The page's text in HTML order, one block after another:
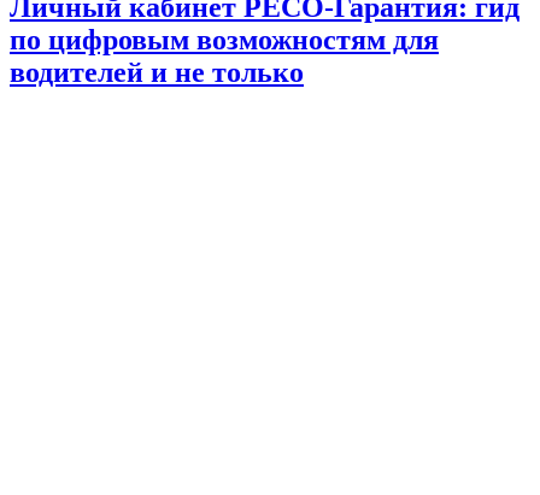
Личный кабинет РЕСО-Гарантия: гид
по цифровым возможностям для
водителей и не только